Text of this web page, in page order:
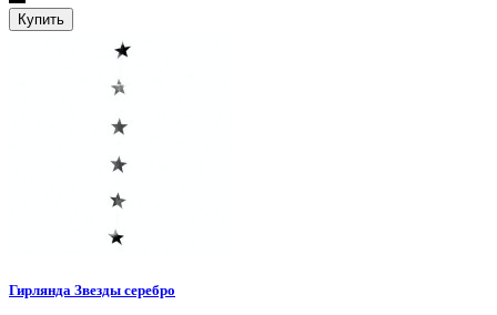
Купить
Гирлянда Звезды серебро